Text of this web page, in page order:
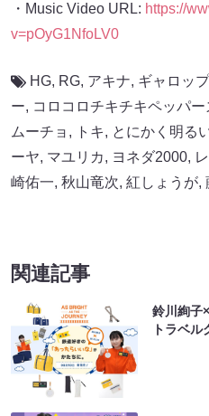
・Music Video URL: https://
v=pOyG1NfoLV0
HG, RG, アキナ, ギャロップ
ー, コロコロチキチキペッパー
ムーチョ , トキ, とにかく明る
ーヤ, マユリカ, ヨネダ2000,
崎佑一, 秋山竜次, 紅しょうが,
関連記事
鈴川絢子
トラベ